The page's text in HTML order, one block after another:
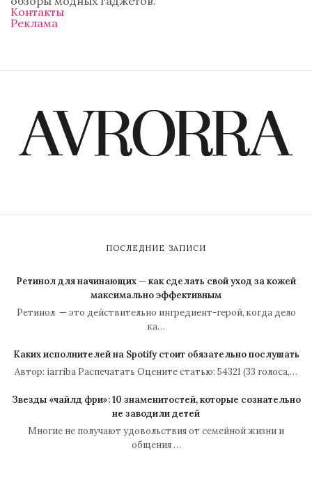
Контакты
Реклама
ПОСЛЕДНИЕ ЗАПИСИ
Ретинол для начинающих — как сделать свой уход за кожей
максимально эффективным
Ретинол — это действительно ингредиент-герой, когда дело
ка…
Каких исполнителей на Spotify стоит обязательно послушать
Автор: iarriba Распечатать Оцените статью: 54321 (33 голоса,…
Звезды «чайлд фри»: 10 знаменитостей, которые сознательно
не заводили детей
Многие не получают удовольствия от семейной жизни и
общения …